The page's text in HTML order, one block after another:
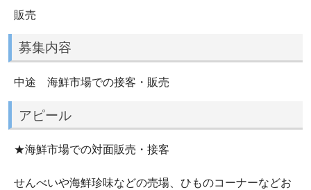
販売
募集内容
中途 海鮮市場での接客・販売
アピール
★海鮮市場での対面販売・接客
せんべいや海鮮珍味などの売場、ひものコーナーなどお